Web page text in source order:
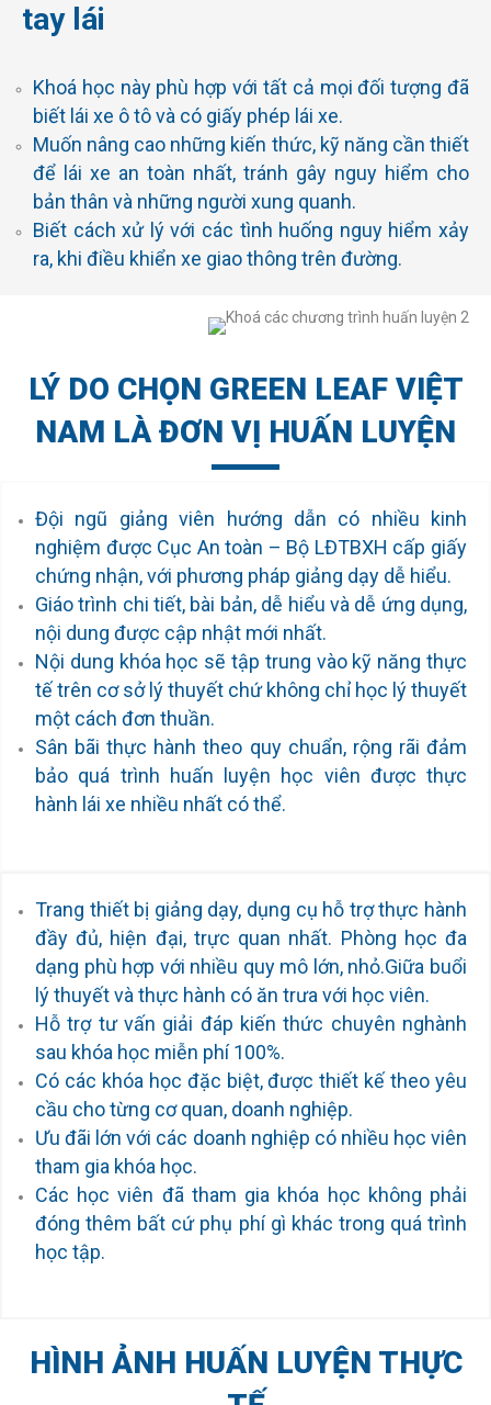
tay lái
Khoá học này phù hợp với tất cả mọi đối tượng đã
biết lái xe ô tô và có giấy phép lái xe.
Muốn nâng cao những kiến thức, kỹ năng cần thiết
để lái xe an toàn nhất, tránh gây nguy hiểm cho
bản thân và những người xung quanh.
Biết cách xử lý với các tình huống nguy hiểm xảy
ra, khi điều khiển xe giao thông trên đường.
LÝ DO CHỌN GREEN LEAF VIỆT
NAM LÀ ĐƠN VỊ HUẤN LUYỆN
Đội ngũ giảng viên hướng dẫn có nhiều kinh
nghiệm được Cục An toàn – Bộ LĐTBXH cấp giấy
chứng nhận, với phương pháp giảng dạy dễ hiểu.
Giáo trình chi tiết, bài bản, dễ hiểu và dễ ứng dụng,
nội dung được cập nhật mới nhất.
Nội dung khóa học sẽ tập trung vào kỹ năng thực
tế trên cơ sở lý thuyết chứ không chỉ học lý thuyết
một cách đơn thuần.
Sân bãi thực hành theo quy chuẩn, rộng rãi đảm
bảo quá trình huấn luyện học viên được thực
hành lái xe nhiều nhất có thể.
Trang thiết bị giảng dạy, dụng cụ hỗ trợ thực hành
đầy đủ, hiện đại, trực quan nhất. Phòng học đa
dạng phù hợp với nhiều quy mô lớn, nhỏ.Giữa buổi
lý thuyết và thực hành có ăn trưa với học viên.
Hỗ trợ tư vấn giải đáp kiến thức chuyên nghành
sau khóa học miễn phí 100%.
Có các khóa học đặc biệt, được thiết kế theo yêu
cầu cho từng cơ quan, doanh nghiệp.
Ưu đãi lớn với các doanh nghiệp có nhiều học viên
tham gia khóa học.
Các học viên đã tham gia khóa học không phải
đóng thêm bất cứ phụ phí gì khác trong quá trình
học tập.
HÌNH ẢNH HUẤN LUYỆN THỰC